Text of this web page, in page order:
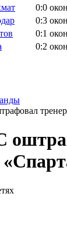
0:0
0:3
0:1
0:2